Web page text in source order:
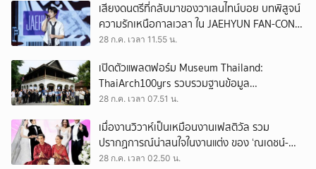
เสียงดนตรีที่กลับมาของวาเลนไทน์บอย บทพิสูจน์
ความรักเหนือกาลเวลา ใน JAEHYUN FAN-CON
TOUR
28 ก.ค. เวลา 11.55 น.
เปิดตัวแพลตฟอร์ม Museum Thailand:
ThaiArch100yrs รวบรวมฐานข้อมูล
สถาปัตยกรรม 100 ปีภาคเหนือ มุ่งขับเคลื่อน
28 ก.ค. เวลา 07.51 น.
เมื่องานวิวาห์เป็นเหมือนงานเฟสติวัล รวม
ปรากฏการณ์น่าสนใจในงานแต่ง ของ ‘ณเดชน์-
ญาญ่า’ ทั้ง 3 ครั้ง
28 ก.ค. เวลา 02.50 น.